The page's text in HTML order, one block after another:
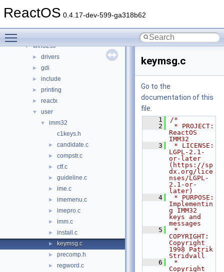
ReactOS 0.4.17-dev-599-ga318b62
► ntoskrnl
▼ win32ss
► drivers
► gdi
► include
► printing
► reactx
▼ user
▼
imm32
c1keys.h
► candidate.c
► compstr.c
► ctf.c
► guideline.c
► ime.c
► imemenu.c
► imepro.c
► imm.c
► install.c
► keymsg.c
► precomp.h
► regword.c
keymsg.c
Go to the
documentation of this
file.
    1
/*
    2
* PROJECT:
ReactOS
IMM32
    3
* LICENSE:
LGPL-2.1-
or-later
(https://sp
dx.org/lice
nses/LGPL-
2.1-or-
later)
    4
* PURPOSE:
Implementin
g IMM32
keys and
messages
    5
*
COPYRIGHT:
Copyright
1998 Patrik
Stridvall
    6
*
Copyright